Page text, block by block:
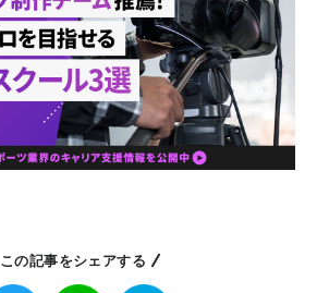
この記事をシェアする